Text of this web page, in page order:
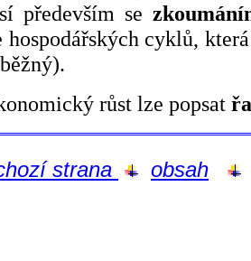
především se
hospodářských cyklů,
růst lze popsat
strana obsah